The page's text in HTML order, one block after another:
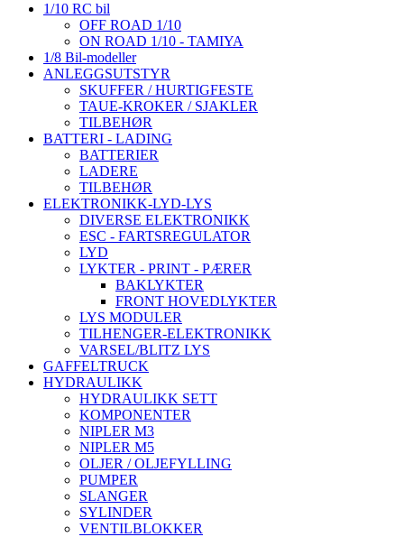
1/10 RC bil
OFF ROAD 1/10
ON ROAD 1/10 - TAMIYA
1/8 Bil-modeller
ANLEGGSUTSTYR
SKUFFER / HURTIGFESTE
TAUE-KROKER / SJAKLER
TILBEHØR
BATTERI - LADING
BATTERIER
LADERE
TILBEHØR
ELEKTRONIKK-LYD-LYS
DIVERSE ELEKTRONIKK
ESC - FARTSREGULATOR
LYD
LYKTER - PRINT - PÆRER
BAKLYKTER
FRONT HOVEDLYKTER
LYS MODULER
TILHENGER-ELEKTRONIKK
VARSEL/BLITZ LYS
GAFFELTRUCK
HYDRAULIKK
HYDRAULIKK SETT
KOMPONENTER
NIPLER M3
NIPLER M5
OLJER / OLJEFYLLING
PUMPER
SLANGER
SYLINDER
VENTILBLOKKER